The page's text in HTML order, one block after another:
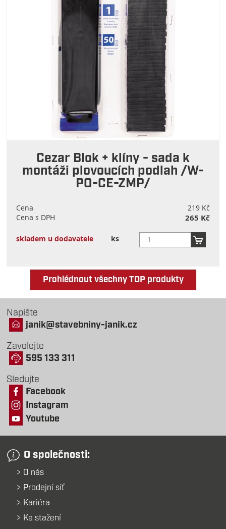
Cezar Blok + klíny - sada k
montáži plovoucích podlah /W-
PO-CE-ZMP/
Cena
219 Kč
Cena s DPH
265 Kč
skladem u dodavatele ks
Prohlédnout všechny TOP produkty
Napište
janik@stavebniny-janik.cz
Zavolejte
595 133 311
Sledujte
Facebook
Instagram
Youtube
O společnosti:
O nás
Prodejní síť
Kariéra
Ke stažení